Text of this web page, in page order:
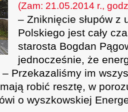
(Zam: 21.05.2014 r.,
– Zniknięcie słupów z
Polskiego jest cały
starosta Bogdan
jednocześnie, że
– Przekazaliśmy im
robić resztę, w
o wyszkowskiej